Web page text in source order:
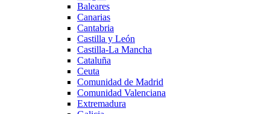
Baleares
Canarias
Cantabria
Castilla y León
Castilla-La Mancha
Cataluña
Ceuta
Comunidad de Madrid
Comunidad Valenciana
Extremadura